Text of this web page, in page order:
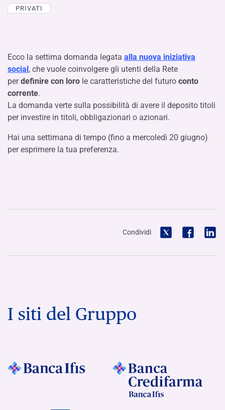
PRIVATI
Ecco la settima domanda legata alla nuova iniziativa
social, che vuole coinvolgere gli utenti della Rete
perdefinire con loro le caratteristiche del futuro conto
corrente.
La domanda verte sulla possibilità di avere il deposito titoli
per investire in titoli, obbligazionari o azionari.
Hai una settimana di tempo (fino a mercoledì 20 giugno)
per esprimere la tua preferenza.
Condividi
I siti del Gruppo